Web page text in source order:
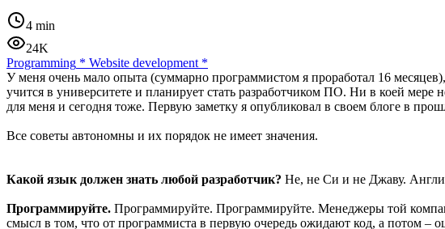
4 min
24K
Programming * Website development *
У меня очень мало опыта (суммарно программистом я проработал 16
учится в университете и планирует стать разработчиком ПО. Ни в коей
для меня и сегодня тоже. Первую заметку я опубликовал в своем блоге в
Все советы автономны и их порядок не имеет значения.
Какой язык должен знать любой разработчик? Не, не Си и не Джаву.
Программируйте. Программируйте. Программируйте. Менеджеры той
смысл в том, что от программиста в первую очередь ожидают код, а потом